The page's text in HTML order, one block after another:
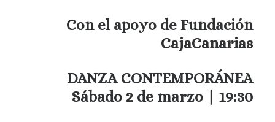
Con el apoyo de Fundación
CajaCanarias
DANZA CONTEMPORÁNEA
Sábado 2 de marzo | 19:30